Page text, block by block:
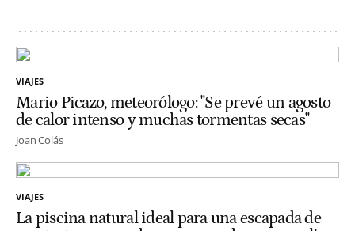
VIAJES
Mario Picazo, meteorólogo: "Se prevé un agosto
de calor intenso y muchas tormentas secas"
Joan Colás
VIAJES
La piscina natural ideal para una escapada de